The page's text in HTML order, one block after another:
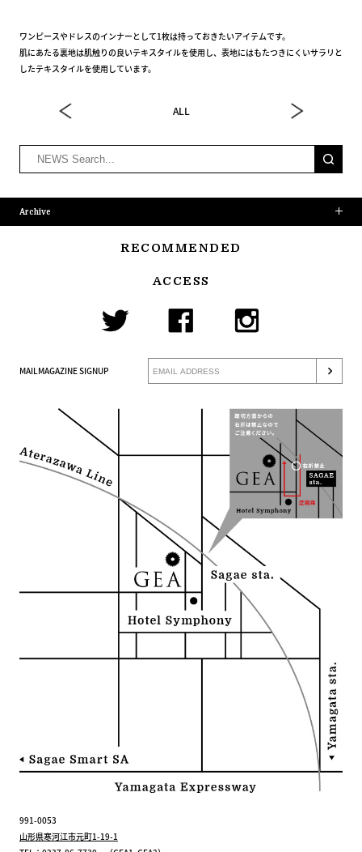
ワンピースやドレスのインナーとして1枚は持っておきたいアイテムです。
肌にあたる裏地は肌触りの良いテキスタイルを使用し、表地にはもたつきにくいサラリと
したテキスタイルを使用しています。
ALL
Archive
RECOMMENDED
ACCESS
MAILMAGAZINE SIGNUP
991-0053
山形県寒河江市元町1-19-1